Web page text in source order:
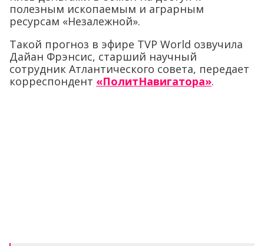
полезным ископаемым и аграрным
ресурсам «Незалежной».
Такой прогноз в эфире TVP World озвучила
Дайан Фрэнсис, старший научный
сотрудник Атлантического совета, передает
корреспондент «ПолитНавигатора».